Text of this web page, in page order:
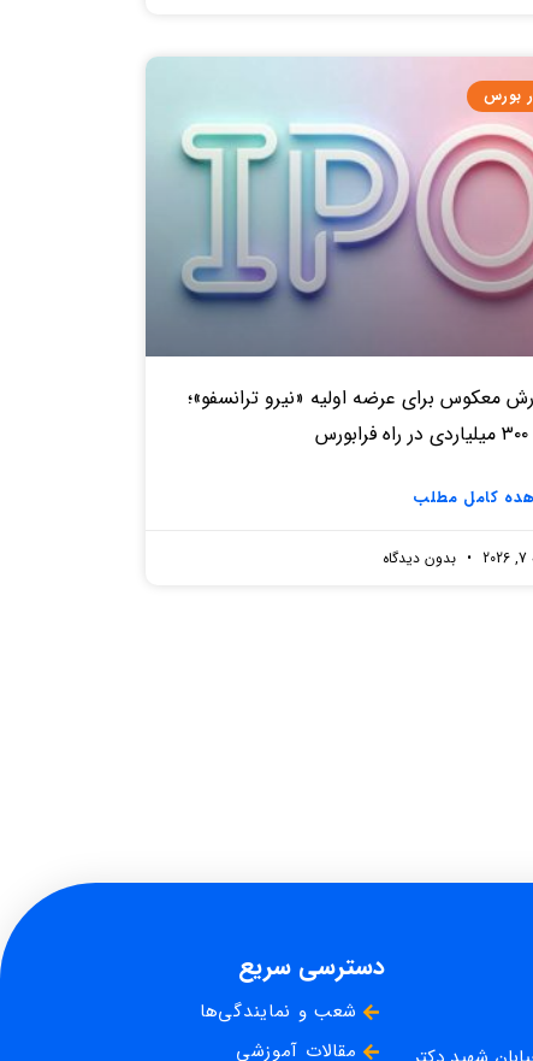
بورس
معکوس برای عرضه اولیه «نیرو ترانسفو»؛
کامل مطلب
بدون دیدگاه
دسترسی سریع
شعب و نمایندگی‌ها
مقالات آموزشی